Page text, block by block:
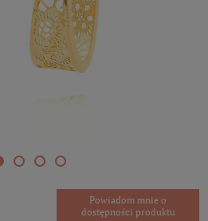
Powiadom mnie o
dostępności produktu